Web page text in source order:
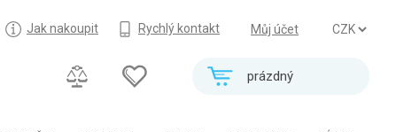
Můj účet
Jak nakoupit Rychlý kontakt
prázdný